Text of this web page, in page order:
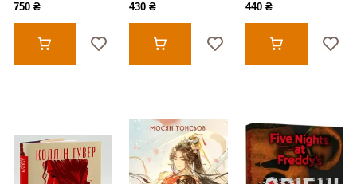
750 ₴ 430 ₴ 440 ₴